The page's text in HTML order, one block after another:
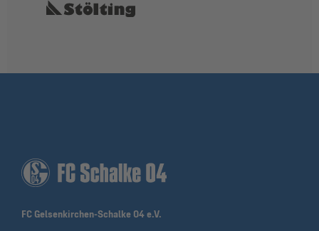
FC Gelsenkirchen-Schalke 04 e.V.